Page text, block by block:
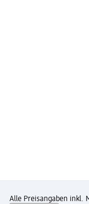
Alle Preisangaben inkl.